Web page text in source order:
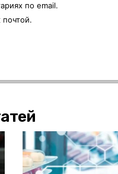
по email.